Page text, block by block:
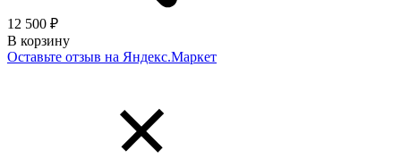
12 500 ₽
В корзину
Оставьте отзыв на Яндекс.Маркет